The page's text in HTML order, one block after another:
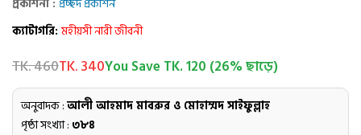
ক্যাটাগরি:মহীয়সী নারী জীবনী
TK. 460TK. 340You Save TK. 120 (26% ছাড়ে)
অনুবাদক :আলী আহমাদ মাবরুর ও মোহাম্মদ সাইফুল্লাহ
পৃষ্ঠা সংখ্যা : ৩৮৪